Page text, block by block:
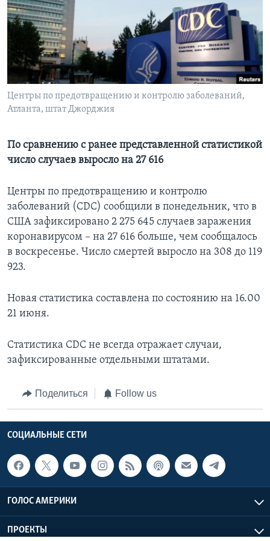
Learning English
СОЦИАЛЬНЫЕ СЕТИ
Языки
Центры по предотвращению и контролю заболеваний,
Атланта, штат Джорджия
По сравнению с ранее представленной статистикой
число случаев выросло на 27 616
Центры по предотвращению и контролю
заболеваний (CDC) сообщили в понедельник, что в
США зафиксировано 2 275 645 случаев заражения
коронавирусом – на 27 616 больше, чем сообщалось
в воскресенье. Число смертей выросло на 308 до 119
923.
Новая статистика составлена по состоянию на 16.00
21 июня.
Статистика CDC не всегда отражает случаи,
зафиксированные отдельными штатами.
Поделиться Follow us
СОЦИАЛЬНЫЕ СЕТИ
ГОЛОС АМЕРИКИ
ПРОЕКТЫ